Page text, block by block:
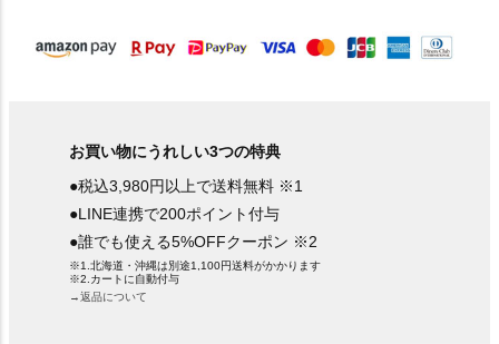
お買い物にうれしい3つの特典
●税込3,980円以上で送料無料 ※1
●LINE連携で200ポイント付与
●誰でも使える5%OFFクーポン ※2
※1.北海道・沖縄は別途1,100円送料がかかります
※2.カートに自動付与
→返品について